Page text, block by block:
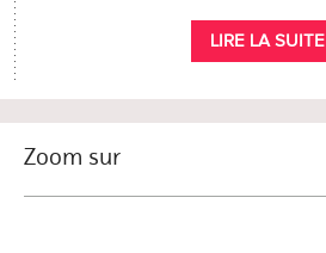
LIRE LA SUITE
Zoom sur